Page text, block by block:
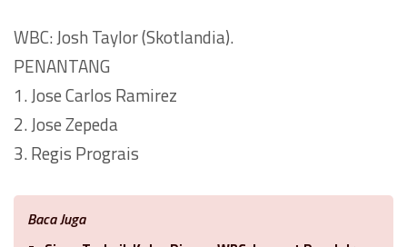
WBC: Josh Taylor (Skotlandia).
PENANTANG
1. Jose Carlos Ramirez
2. Jose Zepeda
3. Regis Prograis
Baca Juga